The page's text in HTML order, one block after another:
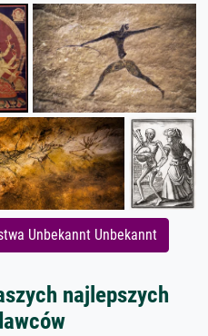
Unbekannt Unbekannt
najlepszych